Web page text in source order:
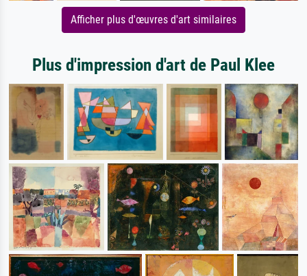
Afficher plus d'œuvres d'art similaires
Plus d'impression d'art de Paul Klee